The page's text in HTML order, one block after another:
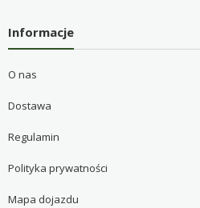
Informacje
O nas
Dostawa
Regulamin
Polityka prywatności
Mapa dojazdu